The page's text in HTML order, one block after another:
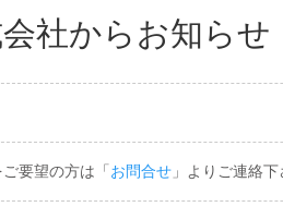
社からお知らせ
要望の方は「 お問合せ 」よりご連絡